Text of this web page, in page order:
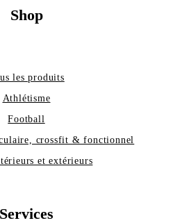
Shop
les produits
Athlétisme
Football
crossfit & fonctionnel
et extérieurs
Services